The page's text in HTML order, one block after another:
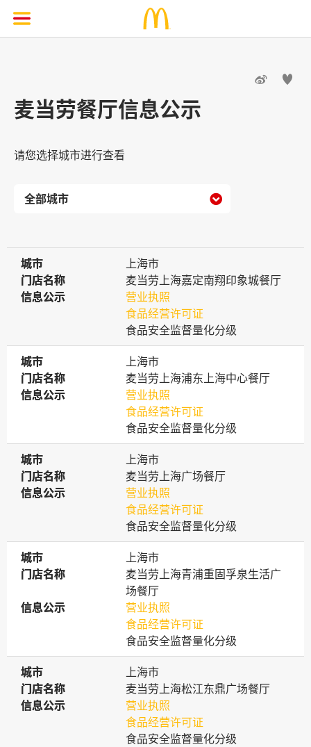
 
麦当劳餐厅信息公示
请您选择城市进行查看

城市
城市
上海市
门店名称
门店名称
麦当劳上海嘉定南翔印象城餐厅
信息公示
信息公示
营业执照
食品经营许可证
食品安全监督量化分级
城市
城市
上海市
门店名称
门店名称
麦当劳上海浦东上海中心餐厅
信息公示
信息公示
营业执照
食品经营许可证
食品安全监督量化分级
城市
城市
上海市
门店名称
门店名称
麦当劳上海广场餐厅
信息公示
信息公示
营业执照
食品经营许可证
食品安全监督量化分级
城市
城市
上海市
门店名称
门店名称
麦当劳上海青浦重固孚泉生活广
场餐厅
信息公示
信息公示
营业执照
食品经营许可证
食品安全监督量化分级
城市
城市
上海市
门店名称
门店名称
麦当劳上海松江东鼎广场餐厅
信息公示
信息公示
营业执照
食品经营许可证
食品安全监督量化分级